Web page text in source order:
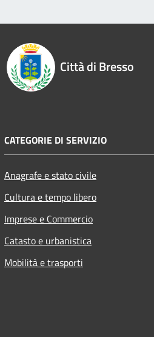
Città di Bresso
CATEGORIE DI SERVIZIO
Anagrafe e stato civile
Cultura e tempo libero
Imprese e Commercio
Catasto e urbanistica
Mobilità e trasporti